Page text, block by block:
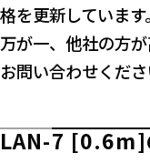
格を更新しています。
万が一、他社の方
お問い合わせくださ
LAN-7 [0.6m]